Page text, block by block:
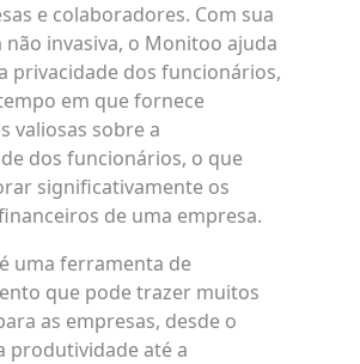
e colaboradores. Com sua
invasiva, o Monitoo ajuda
privacidade dos funcionários,
em que fornece
valiosas sobre a
dos funcionários, o que
significativamente os
de uma empresa.
uma ferramenta de
que pode trazer muitos
as empresas, desde o
produtividade até a